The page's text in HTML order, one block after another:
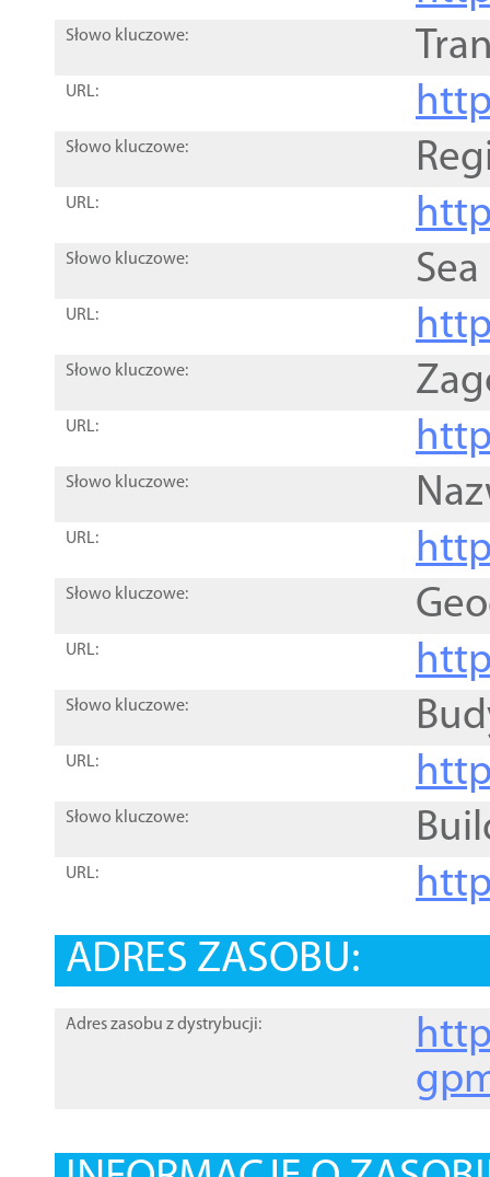
Słowo kluczowe:
URL:
Słowo kluczowe:
URL:
Słowo kluczowe:
URL:
Słowo kluczowe:
URL:
Słowo kluczowe:
URL:
Słowo kluczowe:
URL:
Słowo kluczowe:
URL:
Słowo kluczowe:
URL:
ADRES ZASOBU:
Adres zasobu z dystrybucji: